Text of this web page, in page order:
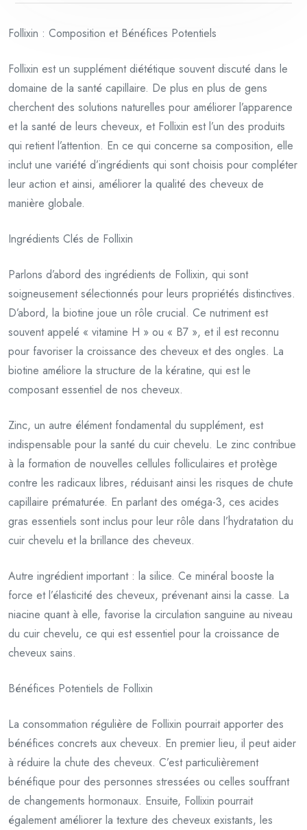
Follixin : Composition et Bénéfices Potentiels
Follixin est un supplément diététique souvent discuté dans le
domaine de la santé capillaire. De plus en plus de gens
cherchent des solutions naturelles pour améliorer l’apparence
et la santé de leurs cheveux, et Follixin est l’un des produits
qui retient l’attention. En ce qui concerne sa composition, elle
inclut une variété d’ingrédients qui sont choisis pour compléter
leur action et ainsi, améliorer la qualité des cheveux de
manière globale.
Ingrédients Clés de Follixin
Parlons d’abord des ingrédients de Follixin, qui sont
soigneusement sélectionnés pour leurs propriétés distinctives.
D’abord, la biotine joue un rôle crucial. Ce nutriment est
souvent appelé « vitamine H » ou « B7 », et il est reconnu
pour favoriser la croissance des cheveux et des ongles. La
biotine améliore la structure de la kératine, qui est le
composant essentiel de nos cheveux.
Zinc, un autre élément fondamental du supplément, est
indispensable pour la santé du cuir chevelu. Le zinc contribue
à la formation de nouvelles cellules folliculaires et protège
contre les radicaux libres, réduisant ainsi les risques de chute
capillaire prématurée. En parlant des oméga-3, ces acides
gras essentiels sont inclus pour leur rôle dans l’hydratation du
cuir chevelu et la brillance des cheveux.
Autre ingrédient important : la silice. Ce minéral booste la
force et l’élasticité des cheveux, prévenant ainsi la casse. La
niacine quant à elle, favorise la circulation sanguine au niveau
du cuir chevelu, ce qui est essentiel pour la croissance de
cheveux sains.
Bénéfices Potentiels de Follixin
La consommation régulière de Follixin pourrait apporter des
bénéfices concrets aux cheveux. En premier lieu, il peut aider
à réduire la chute des cheveux. C’est particulièrement
bénéfique pour des personnes stressées ou celles souffrant
de changements hormonaux. Ensuite, Follixin pourrait
également améliorer la texture des cheveux existants, les